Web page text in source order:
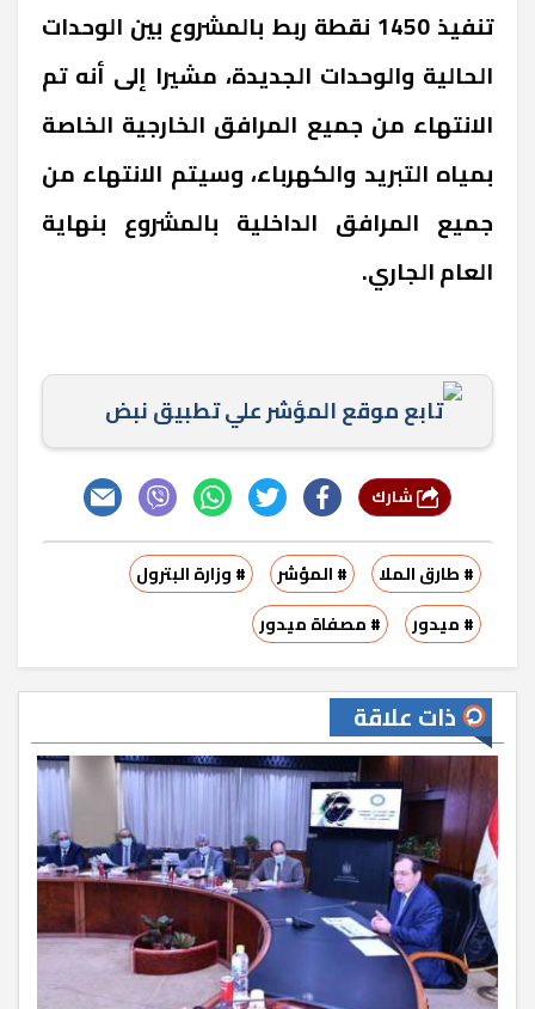
تنفيذ 1450 نقطة ربط بالمشروع بين الوحدات
الحالية والوحدات الجديدة، مشيرا إلى أنه تم
الانتهاء من جميع المرافق الخارجية الخاصة
بمياه التبريد والكهرباء، وسيتم الانتهاء من
جميع المرافق الداخلية بالمشروع بنهاية
العام الجاري.
تابع موقع المؤشر علي تطبيق نبض
# طارق الملا # المؤشر
# وزارة البترول
# ميدور
# مصفاة ميدور
ذات علاقة